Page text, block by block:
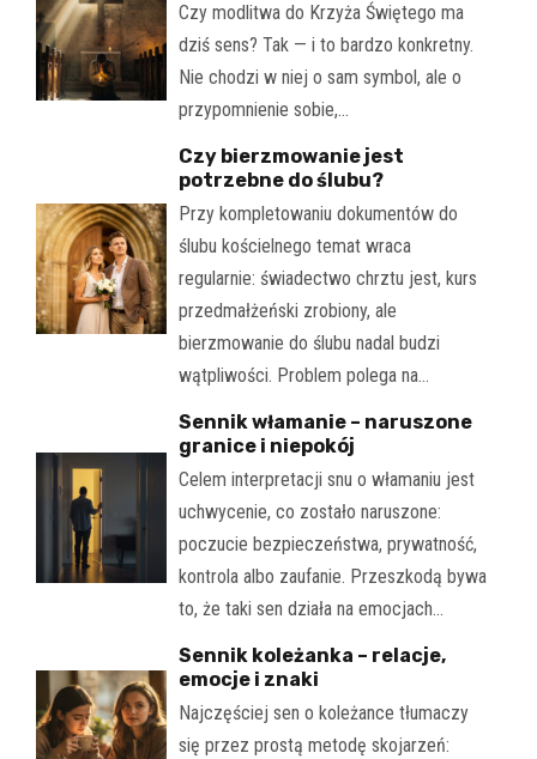
Czy modlitwa do Krzyża Świętego ma
dziś sens? Tak — i to bardzo konkretny.
Nie chodzi w niej o sam symbol, ale o
przypomnienie sobie,…
Czy bierzmowanie jest
potrzebne do ślubu?
Przy kompletowaniu dokumentów do
ślubu kościelnego temat wraca
regularnie: świadectwo chrztu jest, kurs
przedmałżeński zrobiony, ale
bierzmowanie do ślubu nadal budzi
wątpliwości. Problem polega na…
Sennik włamanie – naruszone
granice i niepokój
Celem interpretacji snu o włamaniu jest
uchwycenie, co zostało naruszone:
poczucie bezpieczeństwa, prywatność,
kontrola albo zaufanie. Przeszkodą bywa
to, że taki sen działa na emocjach…
Sennik koleżanka – relacje,
emocje i znaki
Najczęściej sen o koleżance tłumaczy
się przez prostą metodę skojarzeń: